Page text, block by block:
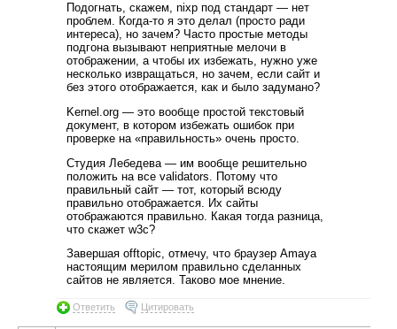
Подогнать, скажем, nixp под стандарт — нет
проблем. Когда-то я это делал (просто ради
интереса), но зачем? Часто простые методы
подгона вызывают неприятные мелочи в
отображении, а чтобы их избежать, нужно уже
несколько извращаться, но зачем, если сайт и
без этого отображается, как и было задумано?
Kernel.org — это вообще простой текстовый
документ, в котором избежать ошибок при
проверке на «правильность» очень просто.
Студия Лебедева — им вообще решительно
положить на все validators. Потому что
правильный сайт — тот, который всюду
правильно отображается. Их сайты
отображаются правильно. Какая тогда разница,
что скажет w3c?
Завершая offtopic, отмечу, что браузер Amaya
настоящим мерилом правильно сделанных
сайтов не является. Таково мое мнение.
Ответить Цитировать